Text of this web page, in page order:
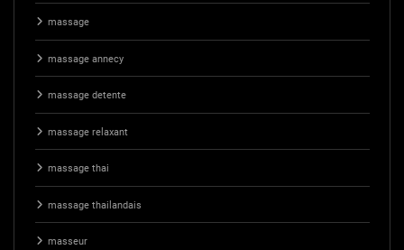
massage
massage annecy
massage detente
massage relaxant
massage thai
massage thailandais
masseur